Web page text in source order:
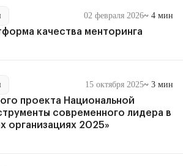
02 февраля 2026~ 4 мин
качества менторинга
15 октября 2025~ 3 мин
проекта Национальной
современного лидера в
организациях 2025»